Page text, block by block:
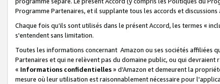
Programme Partenaires, et il supplante tous les accords et discussions
Chaque fois qu’ils sont utilisés dans le présent Accord, les termes «
s'entendent sans limitation.
Toutes les informations concernant Amazon ou ses sociétés affiliées
Partenaires et qui ne relèvent pas du domaine public, ou qui
« Informations confidentielles» d’Amazon et demeurent la
mesure où leur utilisation est raisonnablement nécessaire pour